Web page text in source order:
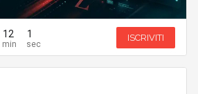
11 59 ISCRIVITI